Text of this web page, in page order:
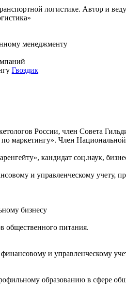
логистике. Автор и
менеджменту
Гвоздик
России, член Совета
по маркетингу». Член
кандидат соц.наук,
и управленческому учету,
бизнесу
общественного питания.
финансовому и управленческому
образованию в сфере